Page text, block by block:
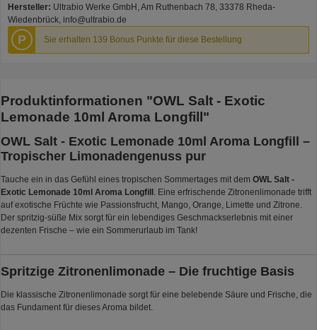
Hersteller: Ultrabio Werke GmbH, Am Ruthenbach 78, 33378 Rheda-
Wiedenbrück, info@ultrabio.de
P Sie erhalten 139 Bonus Punkte für diese Bestellung
Produktinformationen "OWL Salt - Exotic
Lemonade 10ml Aroma Longfill"
OWL Salt - Exotic Lemonade 10ml Aroma Longfill –
Tropischer Limonadengenuss pur
Tauche ein in das Gefühl eines tropischen Sommertages mit dem OWL Salt -
Exotic Lemonade 10ml Aroma Longfill . Eine erfrischende Zitronenlimonade trifft
auf exotische Früchte wie Passionsfrucht, Mango, Orange, Limette und Zitrone.
Der spritzig-süße Mix sorgt für ein lebendiges Geschmackserlebnis mit einer
dezenten Frische – wie ein Sommerurlaub im Tank!
Spritzige Zitronenlimonade – Die fruchtige Basis
Die klassische Zitronenlimonade sorgt für eine belebende Säure und Frische, die
das Fundament für dieses Aroma bildet.